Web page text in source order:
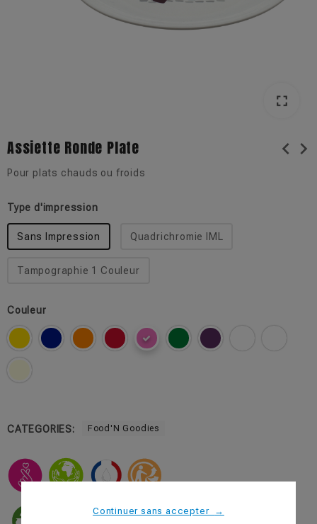
fullscreen
fullscreen
Assiette Ronde Plate chevron_left chevron_right
Pour plats chauds ou froids
Type d'impression
Sans Impression Quadrichromie IML
Tampographie 1 Couleur
Couleur
CATEGORIES: Food'N Goodies
Continuer sans accepter →